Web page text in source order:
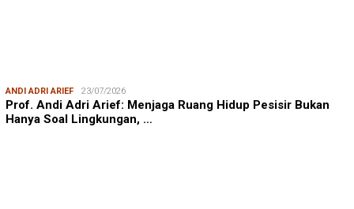
ANDI ADRI ARIEF 23/07/2026
Prof. Andi Adri Arief: Menjaga Ruang Hidup Pesisir Bukan
Hanya Soal Lingkungan, …